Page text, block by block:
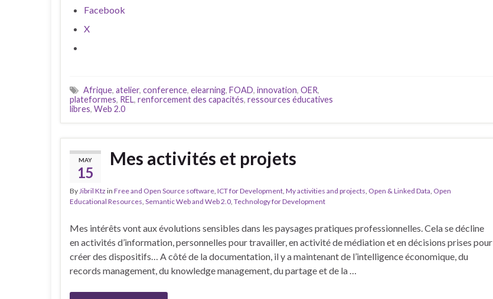
Facebook
X
Afrique, atelier, conference, elearning, FOAD, innovation, OER,
plateformes, REL, renforcement des capacités, ressources éducatives
libres, Web 2.0
MAY
15
Mes activités et projets
ByJibril Ktz in Free and Open Source software, ICT for Development, My activities and projects, Open & Linked Data, Open
Educational Resources, Semantic Web and Web 2.0, Technology for Development
Mes intérêts vont aux évolutions sensibles dans les paysages pratiques professionnelles. Cela se décline
en activités d’information, personnelles pour travailler, en activité de médiation et en décisions prises pour
créer des dispositifs… A côté de la documentation, il y a maintenant de l’intelligence économique, du
records management, du knowledge management, du partage et de la …